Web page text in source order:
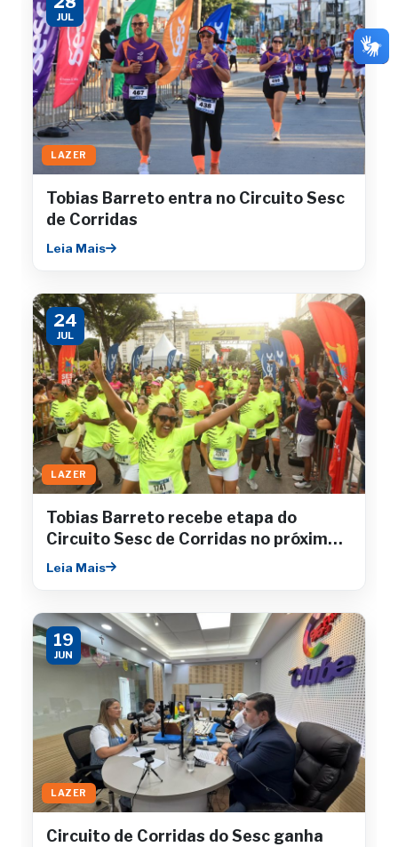
JUL
LAZER
Tobias Barreto entra no Circuito Sesc
de Corridas
Leia Mais
24
JUL
LAZER
Tobias Barreto recebe etapa do
Circuito Sesc de Corridas no próximo
sábado
Leia Mais
19
JUN
LAZER
Circuito de Corridas do Sesc ganha